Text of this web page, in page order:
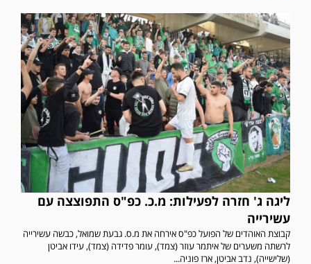
ליגה ג' חזרה לפעילות: מ.כ. כפ"ס התפוצצה עם
עשירייה
קבוצת האוהדים של הפועל כפ"ס אירחה את מ.ס. גבעת שמואל, כבשה עשירייה
לרשתה משערים של איתמר עוזר (צמד), עומר פדידה (צמד), עידו אביטן
(שלישייה), נדב אביטן, ארז פוניה...